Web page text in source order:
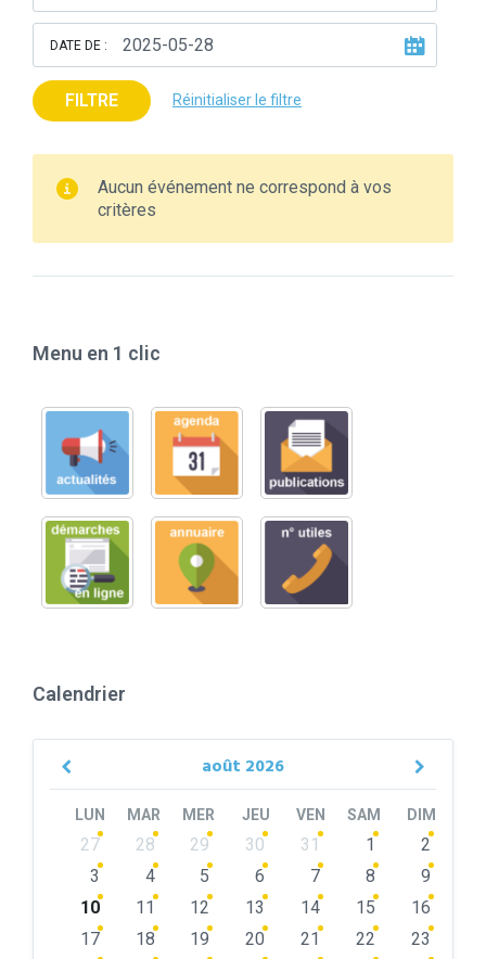
DATE DE :
FILTRE Réinitialiser le filtre
Aucun événement ne correspond à vos
critères
Menu en 1 clic
Calendrier
août 2026
Previous
LUN MAR MER JEU VEN SAM DIM
Skip
calendar
27 28 29 30 31 1
2
3
4 5 6 7 8
9
10
11 12 13 14 15
16
17
18 19 20 21 22
23